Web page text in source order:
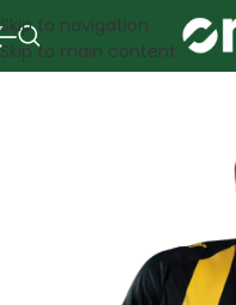
Skip to navigation
Skip to main content